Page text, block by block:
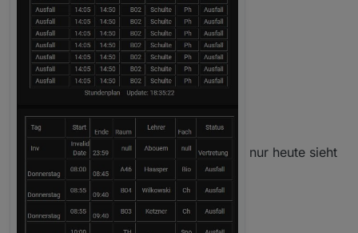
nur heute sieht